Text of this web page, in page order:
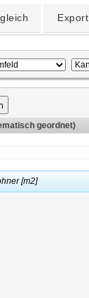
Export
geordnet)
[m2]